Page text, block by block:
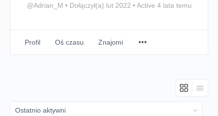
@Adrian_M • Dołączył(a) lut 2022 • Active 4 lata temu
Profil Oś czasu Znajomi
Order